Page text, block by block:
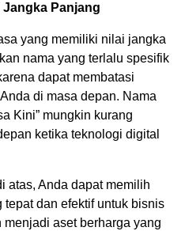
Panjang
yang memiliki nilai jangka
nama yang terlalu spesifik
dapat membatasi
di masa depan. Nama
Kini” mungkin kurang
ketika teknologi digital
atas, Anda dapat memilih
dan efektif untuk bisnis
aset berharga yang